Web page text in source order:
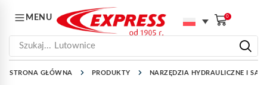
MENU 0
Szukaj... Lutownice
STRONA GŁÓWNA PRODUKTY NARZĘDZIA HYDRAULICZNE I